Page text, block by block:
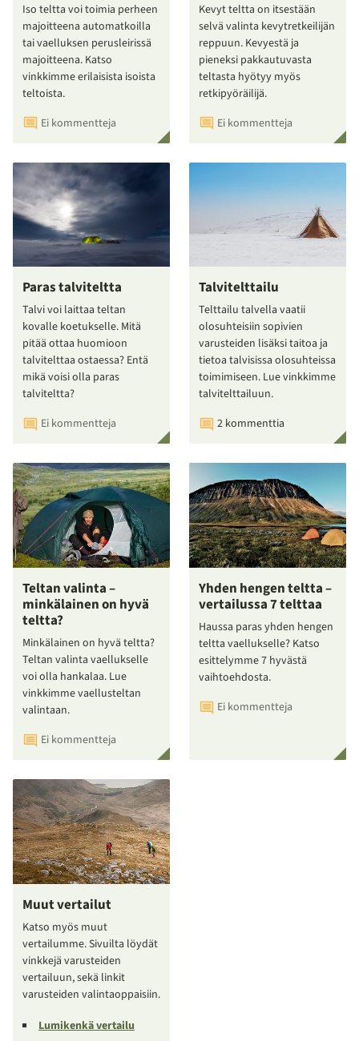
Iso teltta voi toimia perheen
majoitteena automatkoilla
tai vaelluksen perusleirissä
majoitteena. Katso
vinkkimme erilaisista isoista
teltoista.
Ei kommentteja
Kevyt teltta on itsestään
selvä valinta kevytretkeilijän
reppuun. Kevyestä ja
pieneksi pakkautuvasta
teltasta hyötyy myös
retkipyöräilijä.
Ei kommentteja
Paras talviteltta
Talvi voi laittaa teltan
kovalle koetukselle. Mitä
pitää ottaa huomioon
talvitelttaa ostaessa? Entä
mikä voisi olla paras
talviteltta?
Ei kommentteja
Talvitelttailu
Telttailu talvella vaatii
olosuhteisiin sopivien
varusteiden lisäksi taitoa ja
tietoa talvisissa olosuhteissa
toimimiseen. Lue vinkkimme
talvitelttailuun.
2 kommenttia
Teltan valinta –
minkälainen on hyvä
teltta?
Minkälainen on hyvä teltta?
Teltan valinta vaellukselle
voi olla hankalaa. Lue
vinkkimme vaellusteltan
valintaan.
Ei kommentteja
Yhden hengen teltta –
vertailussa 7 telttaa
Haussa paras yhden hengen
teltta vaellukselle? Katso
esittelymme 7 hyvästä
vaihtoehdosta.
Ei kommentteja
Muut vertailut
Katso myös muut
vertailumme. Sivuilta löydät
vinkkejä varusteiden
vertailuun, sekä linkit
varusteiden valintaoppaisiin.
Lumikenkä vertailu